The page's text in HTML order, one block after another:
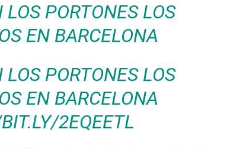
PORTONES LOS
EN BARCELONA
PORTONES LOS
EN BARCELONA
2EQEETL